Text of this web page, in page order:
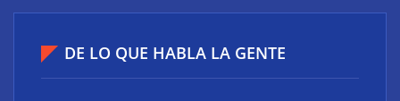
DE LO QUE HABLA LA GENTE